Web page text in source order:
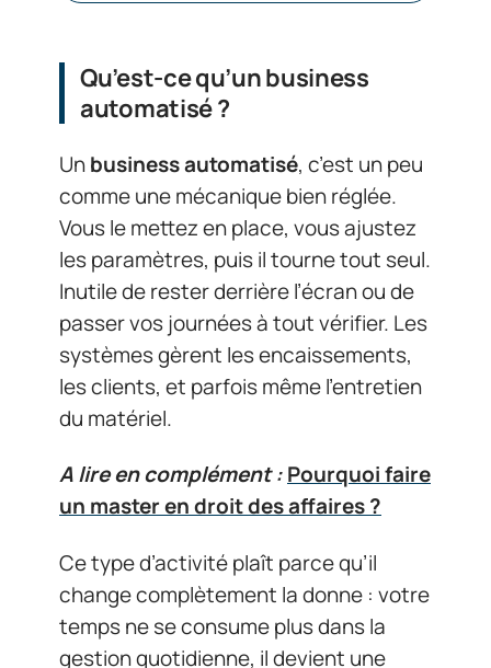
Qu’est-ce qu’un business
automatisé ?
Unbusiness automatisé, c’est un peu
comme une mécanique bien réglée.
Vous le mettez en place, vous ajustez
les paramètres, puis il tourne tout seul.
Inutile de rester derrière l’écran ou de
passer vos journées à tout vérifier. Les
systèmes gèrent les encaissements,
les clients, et parfois même l’entretien
du matériel.
A lire en complément :Pourquoi faire
un master en droit des affaires ?
Ce type d’activité plaît parce qu’il
change complètement la donne : votre
temps ne se consume plus dans la
gestion quotidienne, il devient une